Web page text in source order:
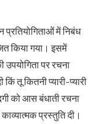
प्रतियोगिताओं में निबंध
किया गया। इसमें
उपयोगिता पर रचना
तू कितनी प्यारी-प्यारी
को आस बंधाती रचना
प्रस्तुति दी।